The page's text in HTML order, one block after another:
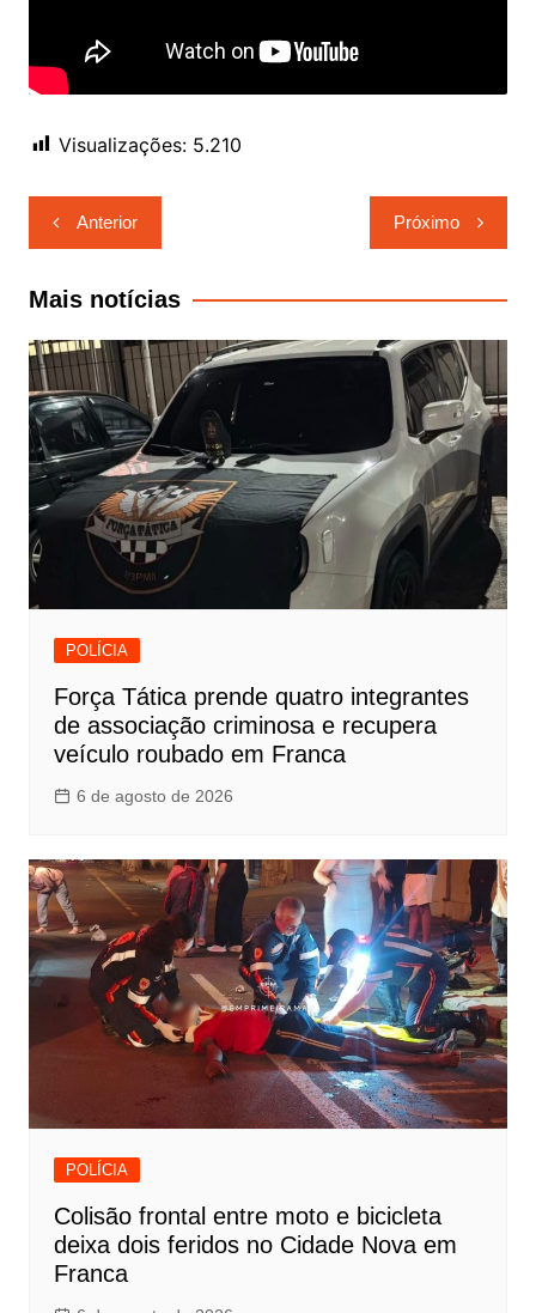
Visualizações: 5.210
Navegação
de
Post
Anterior Próximo
Mais notícias
POLÍCIA
Força Tática prende quatro integrantes
de associação criminosa e recupera
veículo roubado em Franca
6 de agosto de 2026
POLÍCIA
Colisão frontal entre moto e bicicleta
deixa dois feridos no Cidade Nova em
Franca